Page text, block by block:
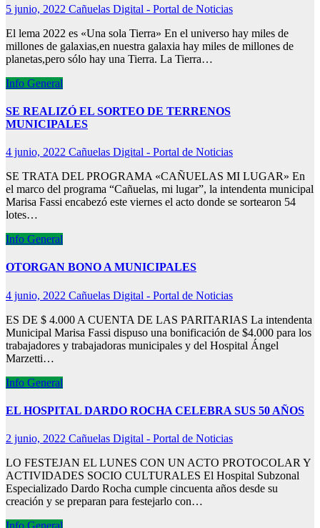
5 junio, 2022 Cañuelas Digital - Portal de Noticias
El lema 2022 es «Una sola Tierra» En el universo hay miles de
millones de galaxias,en nuestra galaxia hay miles de millones de
planetas,pero sólo hay una Tierra. La Tierra…
Info General
SE REALIZÓ EL SORTEO DE TERRENOS
MUNICIPALES
4 junio, 2022 Cañuelas Digital - Portal de Noticias
SE TRATA DEL PROGRAMA «CAÑUELAS MI LUGAR» En
el marco del programa “Cañuelas, mi lugar”, la intendenta municipal
Marisa Fassi encabezó este viernes el acto donde se sortearon 54
lotes…
Info General
OTORGAN BONO A MUNICIPALES
4 junio, 2022 Cañuelas Digital - Portal de Noticias
ES DE $ 4.000 A CUENTA DE LAS PARITARIAS La intendenta
Municipal Marisa Fassi dispuso una bonificación de $4.000 para los
trabajadores y trabajadoras municipales y del Hospital Ángel
Marzetti…
Info General
EL HOSPITAL DARDO ROCHA CELEBRA SUS 50 AÑOS
2 junio, 2022 Cañuelas Digital - Portal de Noticias
LO FESTEJAN EL LUNES CON UN ACTO PROTOCOLAR Y
ACTIVIDADES SOCIO CULTURALES El Hospital Subzonal
Especializado Dardo Rocha cumple cincuenta años desde su
creación y se preparan para festejarlo con…